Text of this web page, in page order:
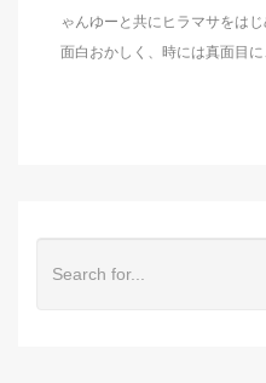
ゃんゆーと共にヒラマサをは
面白おかしく、時には真面目